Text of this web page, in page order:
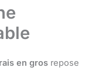
en gros repose